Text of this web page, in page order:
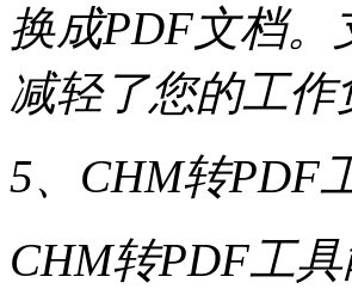
换成PDF文档
减轻了您的工作
5、CHM转PDF
CHM转PDF工